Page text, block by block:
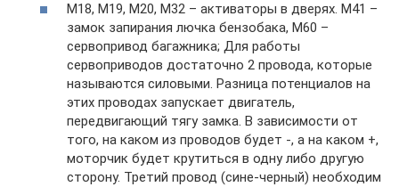
M18, M19, M20, М32 – активаторы в дверях. М41 –
замок запирания лючка бензобака, М60 –
сервопривод багажника; Для работы
сервоприводов достаточно 2 провода, которые
называются силовыми. Разница потенциалов на
этих проводах запускает двигатель,
передвигающий тягу замка. В зависимости от
того, на каком из проводов будет -, а на каком +,
моторчик будет крутиться в одну либо другую
сторону. Третий провод (сине-черный) необходим